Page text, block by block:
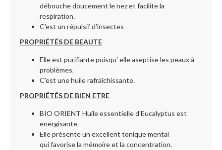
débouche doucement le nez et facilite la
respiration.
C'est un répulsif d'insectes
PROPRIÉTÉS DE BEAUTE
Elle est purifiante puisqu' elle aseptise les peaux à
problèmes.
C'est une huile rafraîchissante.
PROPRIÉTÉS DE BIEN ETRE
BIO ORIENT Huile essentielle d'Eucalyptus est
energisante.
Elle présente un excellent tonique mental
qui favorise la mémoire et la concentration.